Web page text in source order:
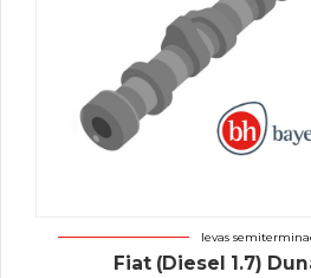
levas
Fiat (Diesel 1.7)